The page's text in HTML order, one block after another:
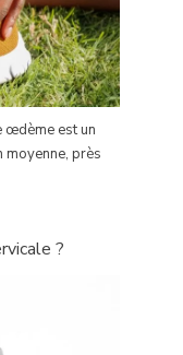
œdème est un
moyenne, près
?